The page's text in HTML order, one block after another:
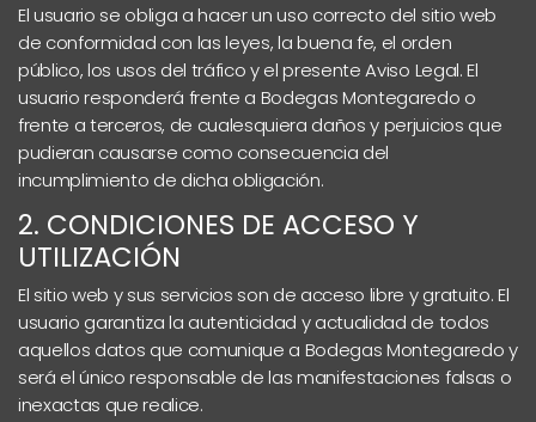
El usuario se obliga a hacer un uso correcto del sitio web
de conformidad con las leyes, la buena fe, el orden
público, los usos del tráfico y el presente Aviso Legal. El
usuario responderá frente a Bodegas Montegaredo o
frente a terceros, de cualesquiera daños y perjuicios que
pudieran causarse como consecuencia del
incumplimiento de dicha obligación.
2. CONDICIONES DE ACCESO Y
UTILIZACIÓN
El sitio web y sus servicios son de acceso libre y gratuito. El
usuario garantiza la autenticidad y actualidad de todos
aquellos datos que comunique a Bodegas Montegaredo y
será el único responsable de las manifestaciones falsas o
inexactas que realice.